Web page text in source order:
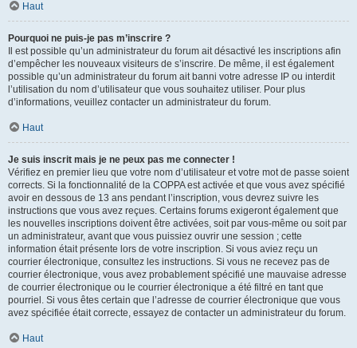
Haut
Pourquoi ne puis-je pas m’inscrire ?
Il est possible qu’un administrateur du forum ait désactivé les inscriptions afin
d’empêcher les nouveaux visiteurs de s’inscrire. De même, il est également
possible qu’un administrateur du forum ait banni votre adresse IP ou interdit
l’utilisation du nom d’utilisateur que vous souhaitez utiliser. Pour plus
d’informations, veuillez contacter un administrateur du forum.
Haut
Je suis inscrit mais je ne peux pas me connecter !
Vérifiez en premier lieu que votre nom d’utilisateur et votre mot de passe soient
corrects. Si la fonctionnalité de la COPPA est activée et que vous avez spécifié
avoir en dessous de 13 ans pendant l’inscription, vous devrez suivre les
instructions que vous avez reçues. Certains forums exigeront également que
les nouvelles inscriptions doivent être activées, soit par vous-même ou soit par
un administrateur, avant que vous puissiez ouvrir une session ; cette
information était présente lors de votre inscription. Si vous aviez reçu un
courrier électronique, consultez les instructions. Si vous ne recevez pas de
courrier électronique, vous avez probablement spécifié une mauvaise adresse
de courrier électronique ou le courrier électronique a été filtré en tant que
pourriel. Si vous êtes certain que l’adresse de courrier électronique que vous
avez spécifiée était correcte, essayez de contacter un administrateur du forum.
Haut